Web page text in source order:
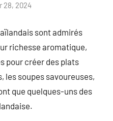
28, 2024
sont admirés
richesse aromatique,
pour créer des plats
les soupes savoureuses,
que quelques-uns des